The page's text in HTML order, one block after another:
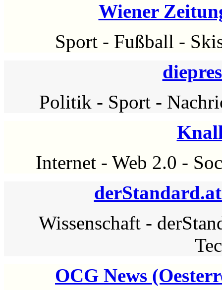
Wiener
Sport - Fußball -
Politik - Sport-
Internet- Web 2.0 -
Wissenschaft -
OCG News